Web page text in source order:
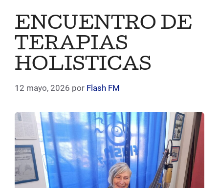
ENCUENTRO DE
TERAPIAS
HOLISTICAS
12 mayo, 2026 por Flash FM